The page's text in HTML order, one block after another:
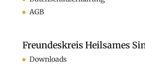
AGB
Freundeskreis Heilsames
Downloads